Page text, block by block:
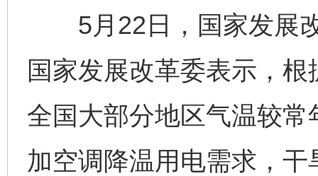
5月22日，国家发展改
国家发展改革委表示，
全国大部分地区气温较
加空调降温用电需求，